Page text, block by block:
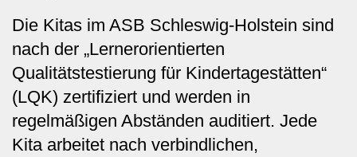
Die Kitas im ASB Schleswig-Holstein sind
nach der „Lernerorientierten
Qualitätstestierung für Kindertagestätten“
(LQK) zertifiziert und werden in
regelmäßigen Abständen auditiert. Jede
Kita arbeitet nach verbindlichen,